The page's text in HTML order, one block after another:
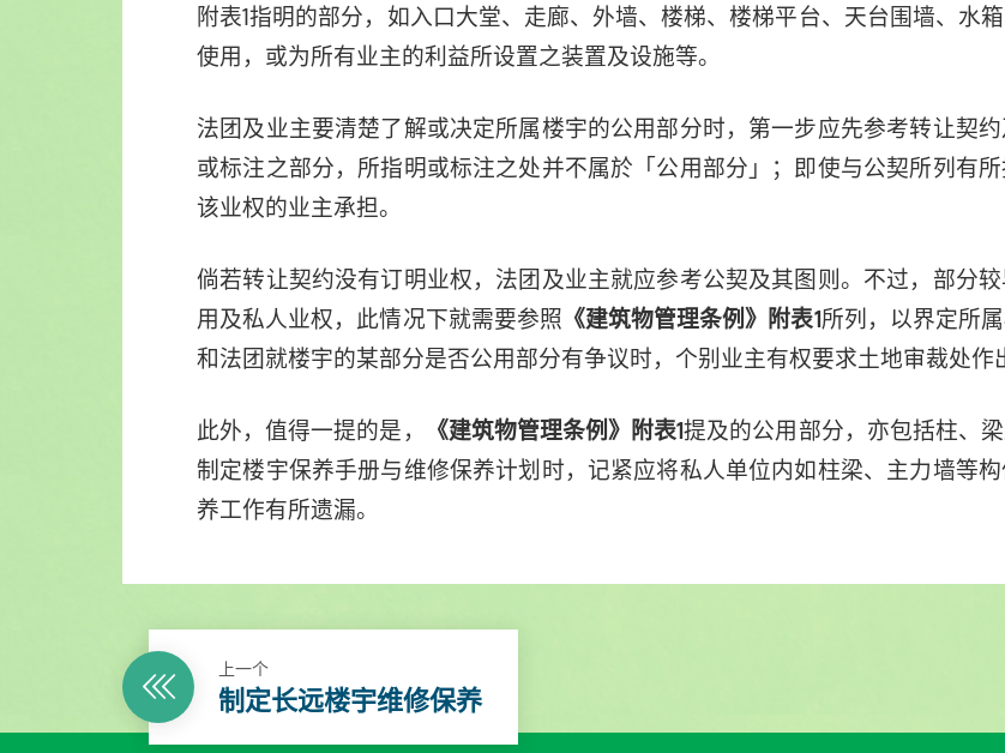
附表1指明的部分，如入口大堂、走廊、外墙、楼梯、楼梯平台、天台围墙、水
使用，或为所有业主的利益所设置之装置及设施等。
法团及业主要清楚了解或决定所属楼宇的公用部分时，第一步应先参考转让契
或标注之部分，所指明或标注之处并不属於「公用部分」；即使与公契所列有
该业权的业主承担。
倘若转让契约没有订明业权，法团及业主就应参考公契及其图则。不过，部分
用及私人业权，此情况下就需要参照 《建筑物管理条例》附表1所列，以界定所
和法团就楼宇的某部分是否公用部分有争议时，个别业主有权要求土地审裁处作
此外，值得一提的是， 《建筑物管理条例》附表1提及的公用部分，亦包括柱、
制定楼宇保养手册与维修保养计划时，记紧应将私人单位内如柱梁、主力墙等
养工作有所遗漏。
上一个
制定长远楼宇维修保养